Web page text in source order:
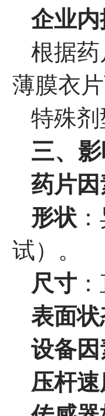
企业
根据
薄膜衣
特殊
三、
药片
形状
试）。
尺寸
表面
设备
压杆